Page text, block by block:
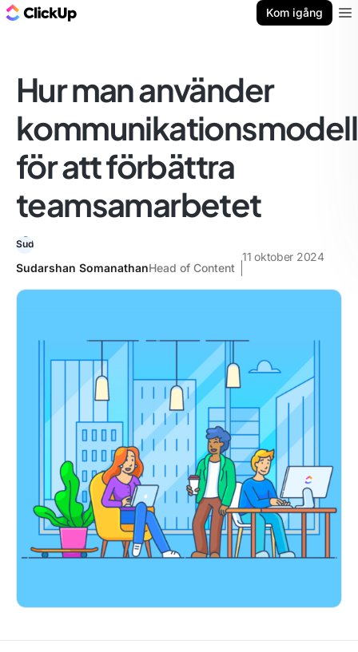
Kom igång
Hur man använder
för att förbättra
teamsamarbetet
Sudarshan SomanathanHead of Content
11 oktober 2024